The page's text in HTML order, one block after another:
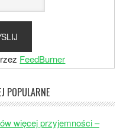
FeedBurner
POPULARNE
więcej przyjemności –